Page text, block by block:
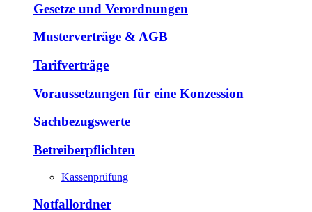
Gesetze und Verordnungen
Musterverträge & AGB
Tarifverträge
Voraussetzungen für eine Konzession
Sachbezugswerte
Betreiberpflichten
Kassenprüfung
Notfallordner